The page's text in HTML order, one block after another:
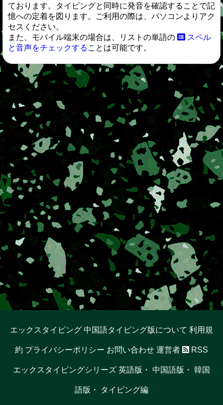
ております。タイピングと同時に発音を確認することで記
憶への定着を図ります。ご利用の際は、パソコンよりアク
セスください。
また、モバイル端末の場合は、リストの単語の
スペル
と音声をチェックする ことは可能です。
エックスタイピング 中国語タイピング版について 利用規
約 プライバシーポリシー お問い合わせ 運営者 RSS
エックスタイピングシリーズ 英語版 ・ 中国語版 ・ 韓国
語版 ・ タイピング編